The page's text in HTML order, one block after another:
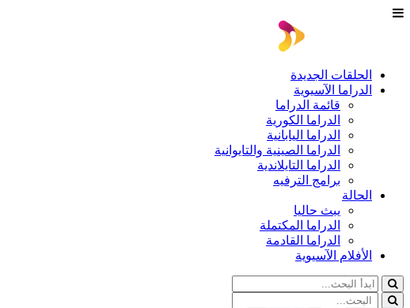
الحلقات الجديدة
الدراما الآسيوية
قائمة الدراما
الدراما الكورية
الدراما اليابانية
الدراما الصينية والتايوانية
الدراما التايلاندية
برامج الترفيه
الحالة
يبث حاليا
الدراما المكتملة
الدراما القادمة
الأفلام الآسيوية